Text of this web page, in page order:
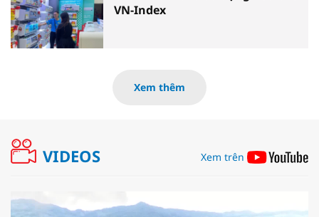
VN-Index
Xem thêm
VIDEOS Xem trên